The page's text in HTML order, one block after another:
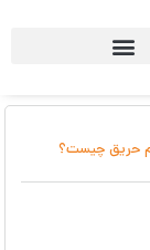
حریق چیست؟